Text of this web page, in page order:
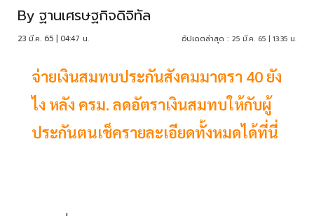
By ฐานเศรษฐกิจดิจิทัล
23 มี.ค. 65 | 04:47 น. อัปเดตล่าสุด : 25 มี.ค. 65 | 13:35 น.
จ่ายเงินสมทบประกันสังคมมาตรา 40 ยัง
ไง หลัง ครม. ลดอัตราเงินสมทบให้กับผู้
ประกันตนเช็ครายละเอียดทั้งหมดได้ที่นี่